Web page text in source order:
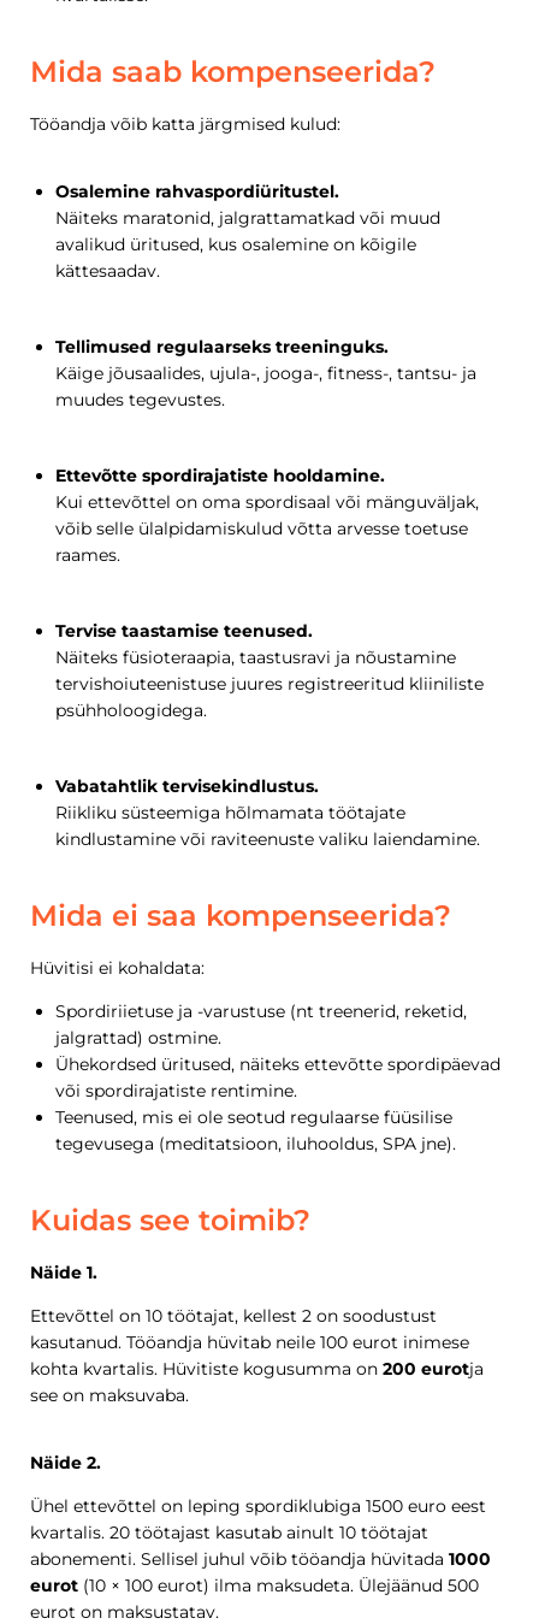
Mida saab kompenseerida?
Tööandja võib katta järgmised kulud:
Osalemine rahvaspordiüritustel.
Näiteks maratonid, jalgrattamatkad või muud
avalikud üritused, kus osalemine on kõigile
kättesaadav.
Tellimused regulaarseks treeninguks.
Käige jõusaalides, ujula-, jooga-, fitness-, tantsu- ja
muudes tegevustes.
Ettevõtte spordirajatiste hooldamine.
Kui ettevõttel on oma spordisaal või mänguväljak,
võib selle ülalpidamiskulud võtta arvesse toetuse
raames.
Tervise taastamise teenused.
Näiteks füsioteraapia, taastusravi ja nõustamine
tervishoiuteenistuse juures registreeritud kliiniliste
psühholoogidega.
Vabatahtlik tervisekindlustus.
Riikliku süsteemiga hõlmamata töötajate
kindlustamine või raviteenuste valiku laiendamine.
Mida ei saa kompenseerida?
Hüvitisi ei kohaldata:
Spordiriietuse ja -varustuse (nt treenerid, reketid,
jalgrattad) ostmine.
Ühekordsed üritused, näiteks ettevõtte spordipäevad
või spordirajatiste rentimine.
Teenused, mis ei ole seotud regulaarse füüsilise
tegevusega (meditatsioon, iluhooldus, SPA jne).
Kuidas see toimib?
Näide 1.
Ettevõttel on 10 töötajat, kellest 2 on soodustust
kasutanud. Tööandja hüvitab neile 100 eurot inimese
kohta kvartalis. Hüvitiste kogusumma on 200 eurotja
see on maksuvaba.
Näide 2.
Ühel ettevõttel on leping spordiklubiga 1500 euro eest
kvartalis. 20 töötajast kasutab ainult 10 töötajat
abonementi. Sellisel juhul võib tööandja hüvitada 1000
eurot (10 × 100 eurot) ilma maksudeta. Ülejäänud 500
eurot on maksustatav.